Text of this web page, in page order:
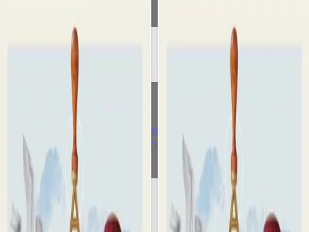
Abonnement
Arrangementer
Elling bokkafé
Om Cappelen Damm
Presse
Nyhetsbrev
Send inn manus
Priser og nominasjoner
Stipender og minnepriser
Kataloger
Rapport 2025
Nettsted